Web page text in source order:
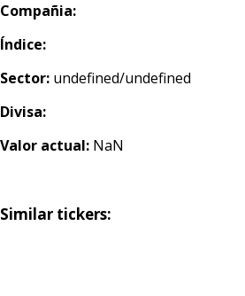
Compañia:
Índice:
Sector: undefined/undefined
Divisa:
Valor actual: NaN
Similar tickers: